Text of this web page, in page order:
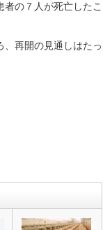
の７人が死亡したこ
再開の見通しはたっ